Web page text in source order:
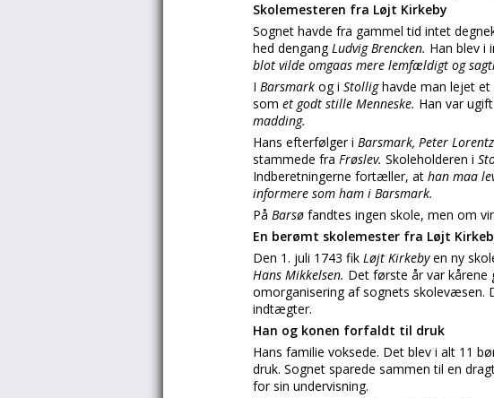
Skolemesteren fra Løjt Kirkeby
Sognet havde fra gammel tid intet
hed dengangLudvig Brencken. Han blev i
blot vilde omgaas mere lemfældigt og
I Barsmark og i Stollighavde man lejet
som et godt stille Menneske. Han var
madding.
Hans efterfølger i Barsmark, Peter
stammede fra Frøslev. Skoleholderen i
Indberetningerne fortæller, at han maa
informere som ham i Barsmark.
På Barsø fandtes ingen skole, men om
En berømt skolemester fra Løjt
Den 1. juli 1743 fik Løjt Kirkebyen ny
Hans Mikkelsen. Det første år var kårene
omorganisering af sognets skolevæsen.
indtægter.
Han og konen forfaldt til druk
Hans familie voksede. Det blev i alt 11
druk. Sognet sparede sammen til en
for sin undervisning.